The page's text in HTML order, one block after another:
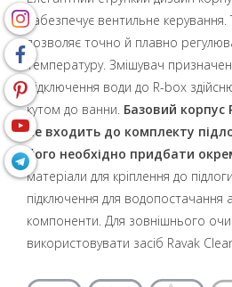
забезпечує вентильне керування.
дозволяє точно й плавно
температуру. Змішувач
Підключення води до R-box
кутом до ванни. Базовий корпус
не входить до комплекту
його необхідно придбати
матеріали для кріплення до
підключення для водопостачання
компоненти. Для зовнішнього
використовувати засіб Ravak